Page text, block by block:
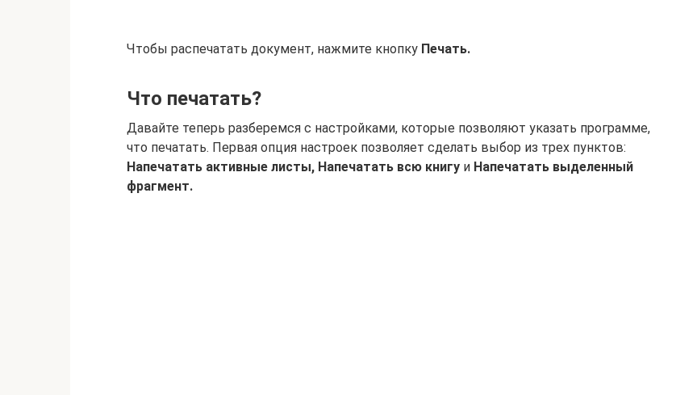
Чтобы распечатать документ, нажмите кнопку Печать.
Что печатать?
Давайте теперь разберемся с настройками, которые позволяют указать программе,
что печатать. Первая опция настроек позволяет сделать выбор из трех пунктов:
Напечатать активные листы, Напечатать всю книгу и Напечатать выделенный
фрагмент.